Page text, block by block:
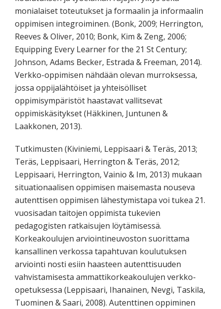
monialaiset toteutukset ja formaalin ja informaalin
oppimisen integroiminen. (Bonk, 2009; Herrington,
Reeves & Oliver, 2010; Bonk, Kim & Zeng, 2006;
Equipping Every Learner for the 21 St Century;
Johnson, Adams Becker, Estrada & Freeman, 2014).
Verkko-oppimisen nähdään olevan murroksessa,
jossa oppijalähtöiset ja yhteisölliset
oppimisympäristöt haastavat vallitsevat
oppimiskäsitykset (Häkkinen, Juntunen &
Laakkonen, 2013).
Tutkimusten (Kiviniemi, Leppisaari & Teräs, 2013;
Teräs, Leppisaari, Herrington & Teräs, 2012;
Leppisaari, Herrington, Vainio & Im, 2013) mukaan
situationaalisen oppimisen maisemasta nouseva
autenttisen oppimisen lähestymistapa voi tukea 21.
vuosisadan taitojen oppimista tukevien
pedagogisten ratkaisujen löytämisessä.
Korkeakoulujen arviointineuvoston suorittama
kansallinen verkossa tapahtuvan koulutuksen
arviointi nosti esiin haasteen autenttisuuden
vahvistamisesta ammattikorkeakoulujen verkko-
opetuksessa (Leppisaari, Ihanainen, Nevgi, Taskila,
Tuominen & Saari, 2008). Autenttinen oppiminen